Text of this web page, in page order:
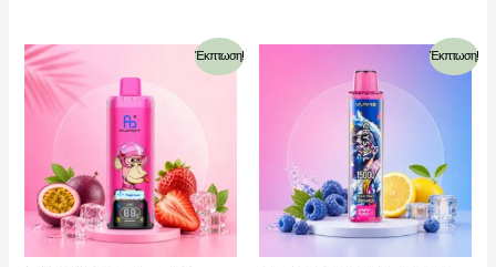
Έκπτωση! Έκπτωση!